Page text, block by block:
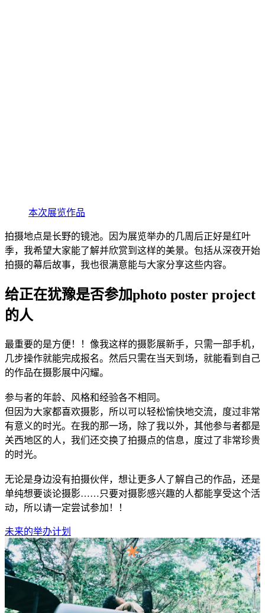
本次展览作品
拍摄地点是长野的镜池。因为展览举办的几周后正好是红叶
季，我希望大家能了解并欣赏到这样的美景。包括从深夜开始
拍摄的幕后故事，我也很满意能与大家分享这些内容。
给正在犹豫是否参加photo poster project
的人
最重要的是方便！！像我这样的摄影展新手，只需一部手机，
几步操作就能完成报名。然后只需在当天到场，就能看到自己
的作品在摄影展中闪耀。
参与者的年龄、风格和经验各不相同。
但因为大家都喜欢摄影，所以可以轻松愉快地交流，度过非常
有意义的时光。在我的那一场，除了我以外，其他参与者都是
关西地区的人，我们还交换了拍摄点的信息，度过了非常珍贵
的时光。
无论是身边没有拍摄伙伴，想让更多人了解自己的作品，还是
单纯想要谈论摄影……只要对摄影感兴趣的人都能享受这个活
动，所以请一定尝试参加！！
未来的举办计划